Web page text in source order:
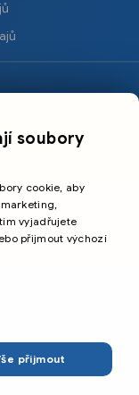
soubory
cookie, aby
vyjadřujete
přijmout výchozí
přijmout